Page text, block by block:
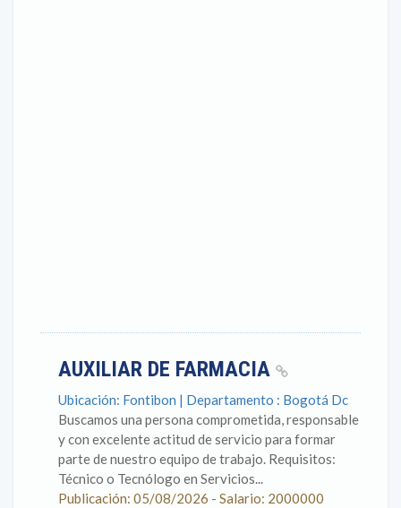
AUXILIAR DE FARMACIA
Ubicación: Fontibon | Departamento : Bogotá Dc
Buscamos una persona comprometida, responsable
y con excelente actitud de servicio para formar
parte de nuestro equipo de trabajo. Requisitos:
Técnico o Tecnólogo en Servicios...
Publicación: 05/08/2026 - Salario: 2000000